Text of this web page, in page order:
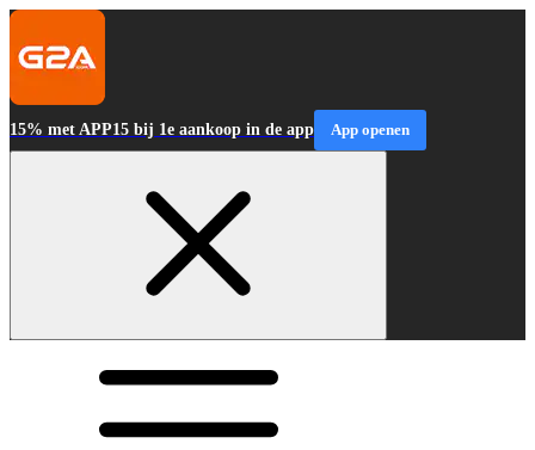
15% met APP15 bij 1e aankoop in de app App openen